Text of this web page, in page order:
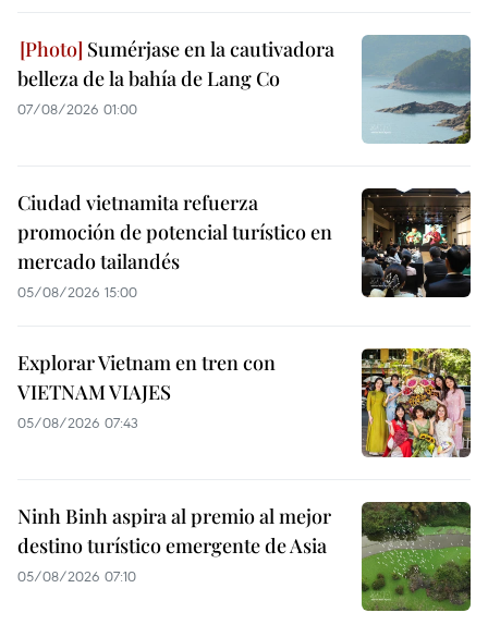
Sumérjase en la cautivadora
belleza de la bahía de Lang Co
07/08/2026 01:00
Ciudad vietnamita refuerza
promoción de potencial turístico en
mercado tailandés
05/08/2026 15:00
Explorar Vietnam en tren con
VIETNAM VIAJES
05/08/2026 07:43
Ninh Binh aspira al premio al mejor
destino turístico emergente de Asia
05/08/2026 07:10